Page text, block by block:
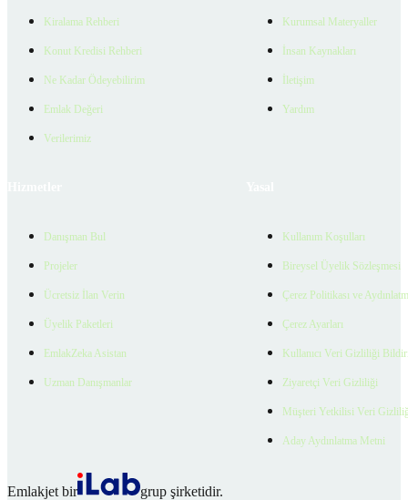
Kiralama Rehberi
Konut Kredisi Rehberi
Ne Kadar Ödeyebilirim
Emlak Değeri
Verilerimiz
Kurumsal Materyaller
İnsan Kaynakları
İletişim
Yardım
Danışman Bul
Projeler
Ücretsiz İlan Verin
Üyelik Paketleri
EmlakZeka Asistan
Uzman Danışmanlar
Kullanım Koşulları
Bireysel Üyelik Sözleşmesi
Çerez Politikası ve
Çerez Ayarları
Kullanıcı Veri Gizliliği
Ziyaretçi Veri Gizliliği
Müşteri Yetkilisi Veri
Aday Aydınlatma Metni
Emlakjet bir
grup şirketidir.